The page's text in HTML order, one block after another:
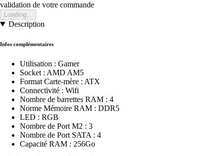
validation de votre commande
Loading...
Description
Infos complémentaires
Utilisation : Gamer
Socket : AMD AM5
Format Carte-mère : ATX
Connectivité : Wifi
Nombre de barrettes RAM : 4
Norme Mémoire RAM : DDR5
LED : RGB
Nombre de Port M2 : 3
Nombre de Port SATA : 4
Capacité RAM : 256Go